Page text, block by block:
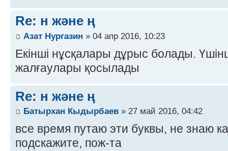
Re: н және ң
Азат Нургазин » 04 апр 2016, 10:23
Екінші нұсқалары дұрыс болады.
жалғаулары қосылады
Re: н және ң
Батырхан Кыдырбаев » 27 май 2016, 04:42
все время путаю эти буквы, не знаю
подскажите, пож-та